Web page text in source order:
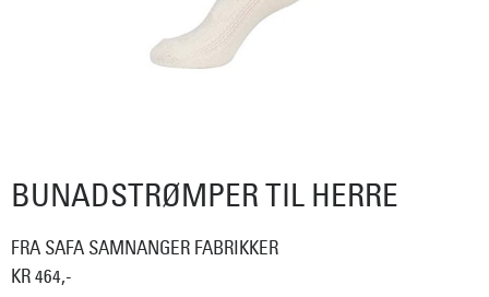
BUNADSTRØMPER TIL HERRE
FRA SAFA SAMNANGER FABRIKKER
KR 464,-